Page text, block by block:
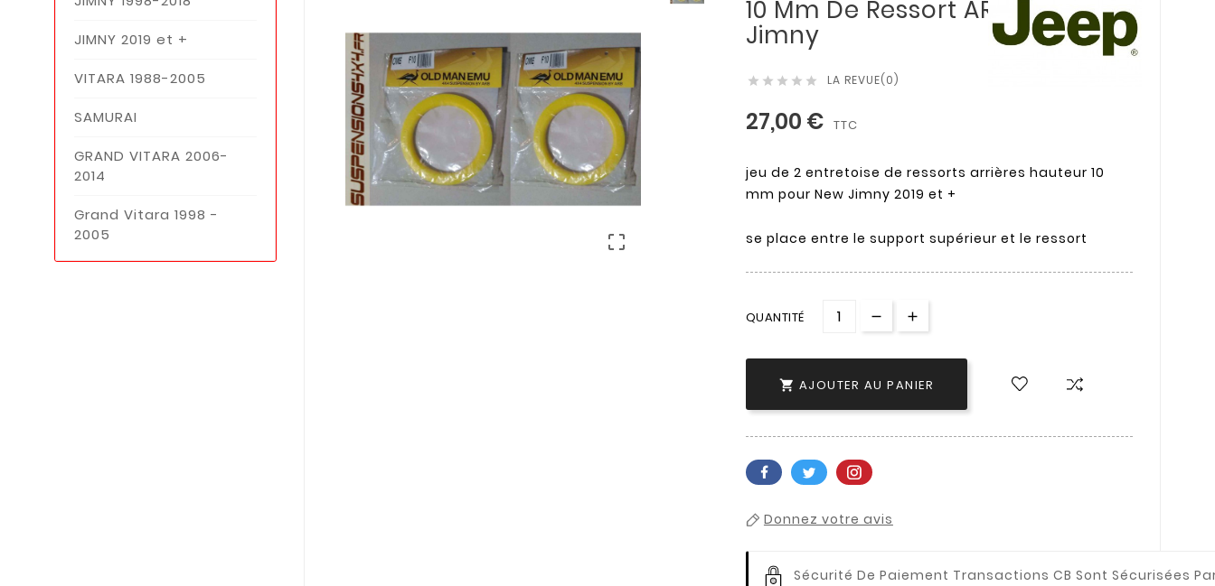
JIMNY 2019 et +
VITARA 1988-2005
SAMURAI
GRAND VITARA 2006-
2014
Grand Vitara 1998 -
2005

10 Mm De Ressort AR
Jimny
     LA REVUE(0)
27,00 € TTC
jeu de 2 entretoise de ressorts arrières hauteur 10
mm pour New Jimny 2019 et +
se place entre le support supérieur et le ressort
QUANTITÉ
 AJOUTER AU PANIER
Donnez votre avis
Sécurité De Paiement Transactions CB Sont Sécurisées